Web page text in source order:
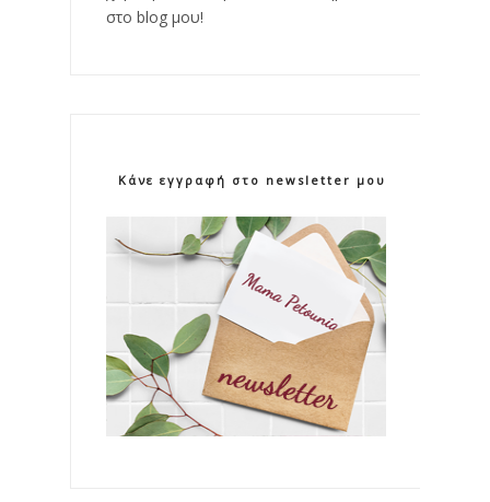
στο blog μου!
Κάνε εγγραφή στο newsletter μου!